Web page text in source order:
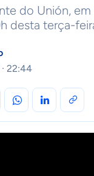
do Unión,
desta terça-
22:44